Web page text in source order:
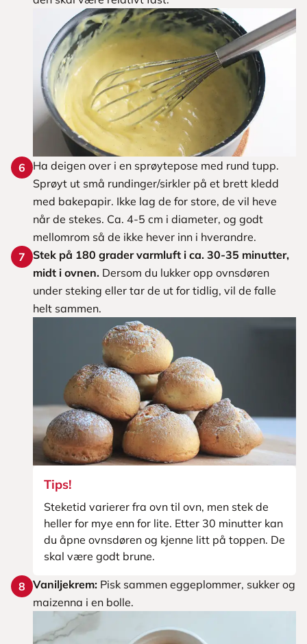
6
Ha deigen over i en sprøytepose med rund tupp.
Sprøyt ut små rundinger/sirkler på et brett kledd
med bakepapir. Ikke lag de for store, de vil heve
når de stekes. Ca. 4-5 cm i diameter, og godt
mellomrom så de ikke hever inn i hverandre.
7 Stek på 180 grader varmluft i ca. 30-35 minutter,
midt i ovnen. Dersom du lukker opp ovnsdøren
under steking eller tar de ut for tidlig, vil de falle
helt sammen.
Tips!
Steketid varierer fra ovn til ovn, men stek de
heller for mye enn for lite. Etter 30 minutter kan
du åpne ovnsdøren og kjenne litt på toppen. De
skal være godt brune.
8 Vaniljekrem: Pisk sammen eggeplommer, sukker og
maizenna i en bolle.